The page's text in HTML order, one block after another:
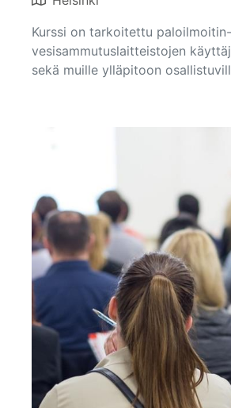
Kurssi on tarkoitettu
vesisammutuslaitteistojen
sekä muille ylläpitoon